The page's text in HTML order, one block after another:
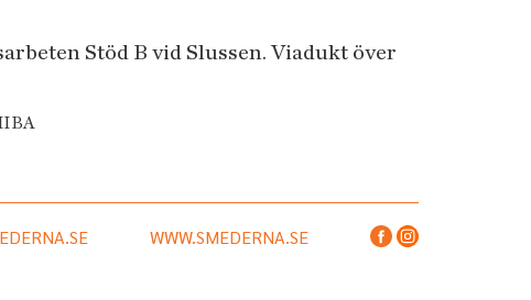
Stöd B vid Slussen. Viadukt över
WWW.SMEDERNA.SE